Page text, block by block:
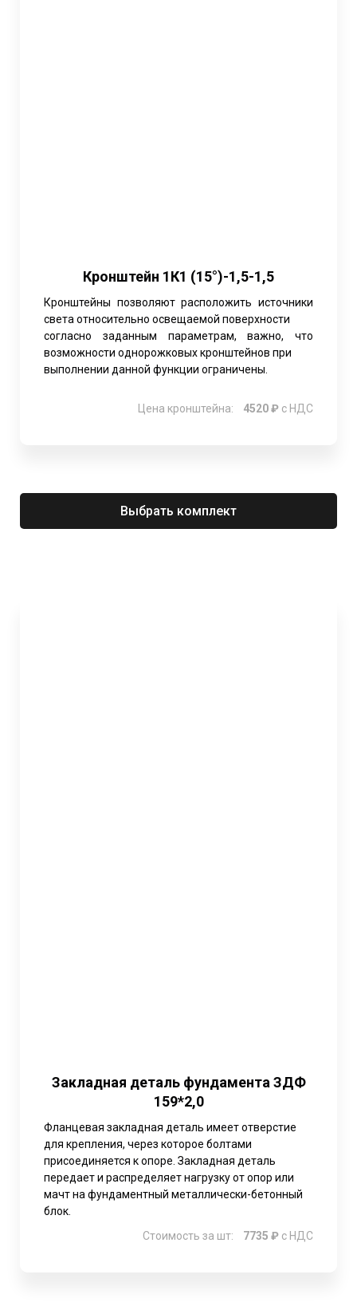
Кронштейн 1К1 (15°)-1,5-1,5
Кронштейны позволяют расположить источники
света относительно освещаемой поверхности
согласно заданным параметрам, важно, что
возможности однорожковых кронштейнов при
выполнении данной функции ограничены.
Цена кронштейна: 4520 ₽ с НДС
Выбрать комплект
Закладная деталь фундамента ЗДФ
159*2,0
Фланцевая закладная деталь имеет отверстие
для крепления, через которое болтами
присоединяется к опоре. Закладная деталь
передает и распределяет нагрузку от опор или
мачт на фундаментный металлически-бетонный
блок.
Стоимость за шт: 7735 ₽ с НДС